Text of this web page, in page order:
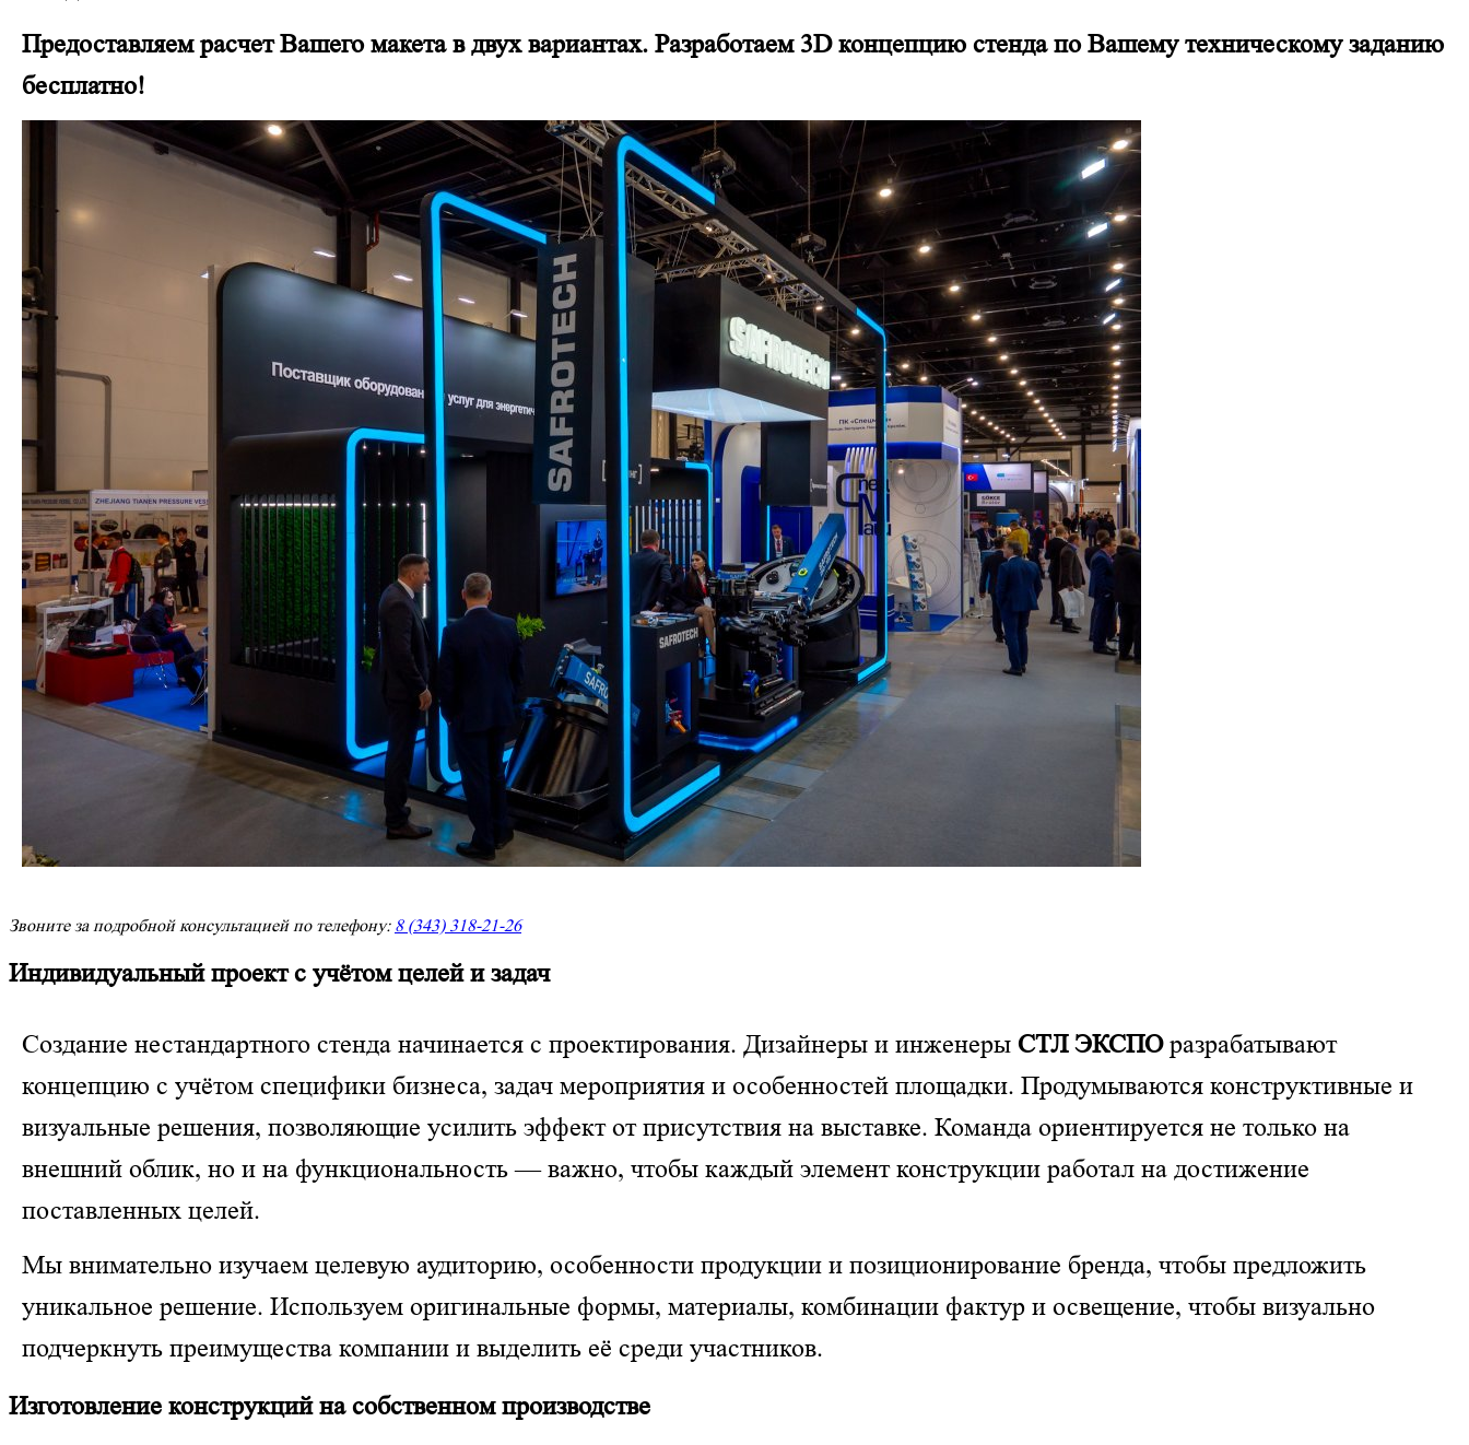
Предоставляем расчет Вашего макета в двух вариантах. Разработаем 3D концепцию стенда по Вашему техническому заданию
бесплатно!
Звоните за подробной консультацией по телефону: 8 (343) 318-21-26
Индивидуальный проект с учётом целей и задач
Создание нестандартного стенда начинается с проектирования. Дизайнеры и инженеры СТЛ ЭКСПОразрабатывают
концепцию с учётом специфики бизнеса, задач мероприятия и особенностей площадки. Продумываются конструктивные и
визуальные решения, позволяющие усилить эффект от присутствия на выставке. Команда ориентируется не только на
внешний облик, но и на функциональность — важно, чтобы каждый элемент конструкции работал на достижение
поставленных целей.
Мы внимательно изучаем целевую аудиторию, особенности продукции и позиционирование бренда, чтобы предложить
уникальное решение. Используем оригинальные формы, материалы, комбинации фактур и освещение, чтобы визуально
подчеркнуть преимущества компании и выделить её среди участников.
Изготовление конструкций на собственном производстве